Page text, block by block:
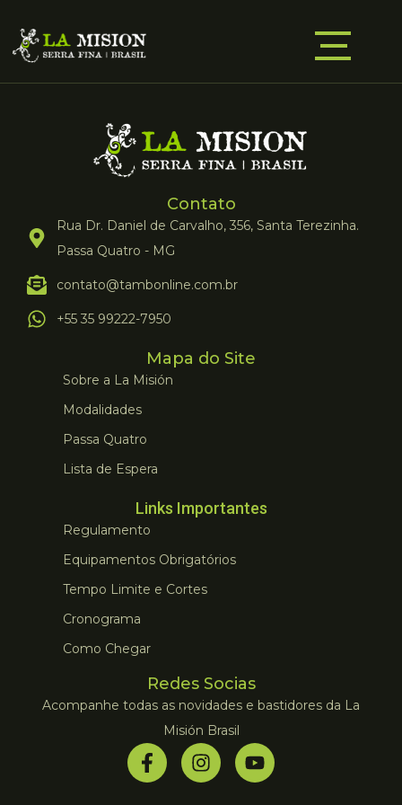
Contato
Rua Dr. Daniel de Carvalho, 356, Santa Terezinha.
Passa Quatro - MG
contato@tambonline.com.br
+55 35 99222-7950
Mapa do Site
Sobre a La Misión
Modalidades
Passa Quatro
Lista de Espera
Links Importantes
Regulamento
Equipamentos Obrigatórios
Tempo Limite e Cortes
Cronograma
Como Chegar
Redes Socias
Acompanhe todas as novidades e bastidores da La
Misión Brasil